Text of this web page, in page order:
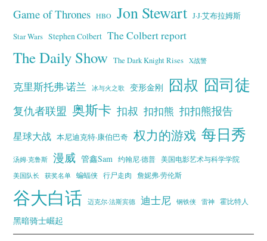
Game of Thrones HBO Jon Stewart J·J·艾布拉姆斯
Star Wars Stephen Colbert The Colbert report
The Daily Show The Dark Knight Rises X战警
克里斯托弗·诺兰 冰与火之歌 变形金刚 囧叔 囧司徒
复仇者联盟 奥斯卡 扣叔 扣扣熊 扣扣熊报告
星球大战 本尼迪克特·康伯巴奇 权力的游戏 每日秀
汤姆·克鲁斯 漫威 管鑫Sam 约翰尼·德普
美国电影艺术与科学学院
美国队长
获奖名单 蝙蝠侠 行尸走肉 詹妮弗·劳伦斯
谷大白话 迈克尔·法斯宾德 迪士尼 钢铁侠 雷神 霍比特人
黑暗骑士崛起